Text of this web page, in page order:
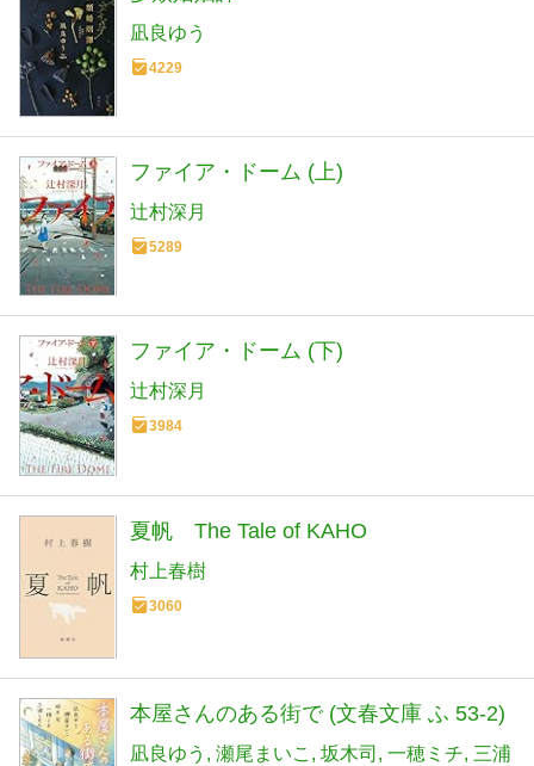
凪良ゆう
4229
ファイア・ドーム (上)
辻村深月
5289
ファイア・ドーム (下)
辻村深月
3984
夏帆 The Tale of KAHO
村上春樹
3060
本屋さんのある街で (文春文庫 ふ 53-2)
凪良ゆう 瀬尾まいこ 坂木司 一穂ミチ 三浦